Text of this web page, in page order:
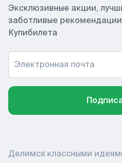
Эксклюзивные акции,
заботливые
Купибилета
Электронная почта
Делимся классными